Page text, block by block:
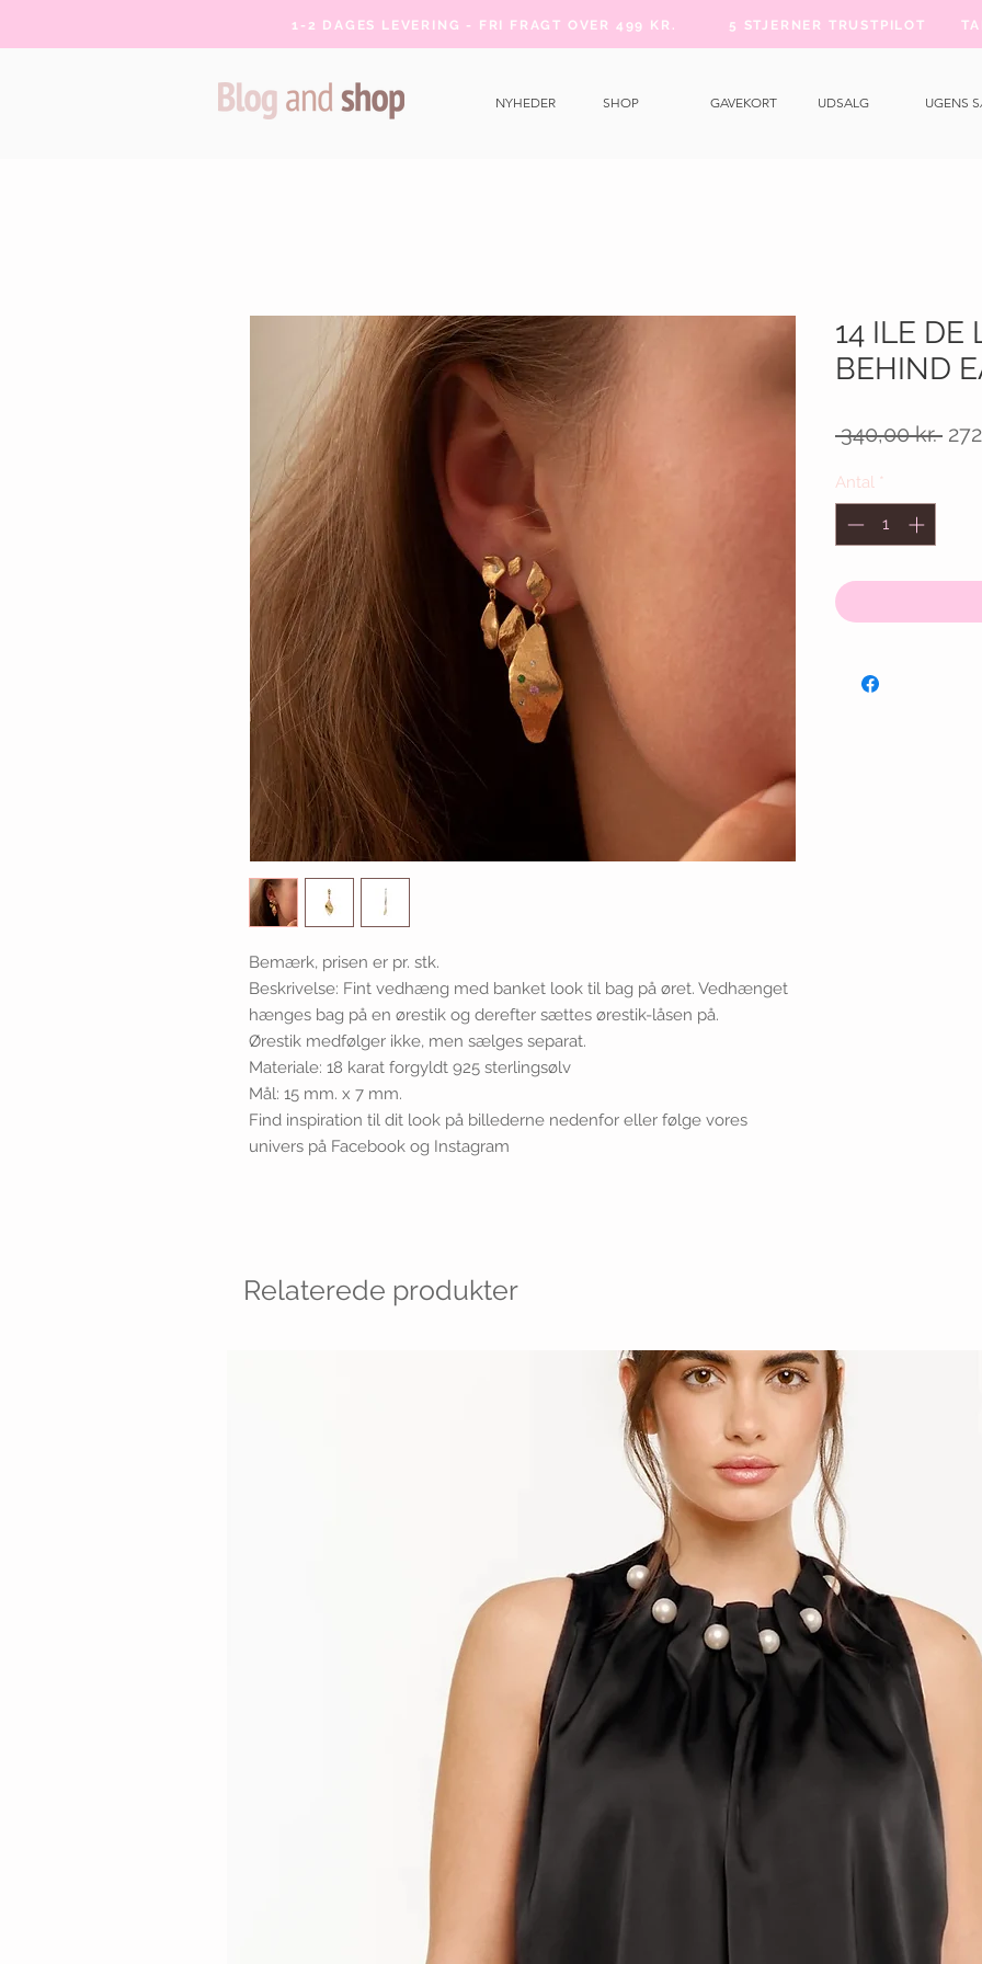
1-2 DAGES LEVERING - FRI FRAGT OVER 499 KR. 5 STJERNER TRUSTPILOT
NYHEDER SHOP GAVEKORT UDSALG UGENS
Bemærk, prisen er pr. stk.
Beskrivelse: Fint vedhæng med banket look til bag på øret. Vedhænget
hænges bag på en ørestik og derefter sættes ørestik-låsen på.
Ørestik medfølger ikke, men sælges separat.
Materiale: 18 karat forgyldt 925 sterlingsølv
Mål: 15 mm. x 7 mm.
Find inspiration til dit look på billederne nedenfor eller følge vores
univers på Facebook og Instagram
14 ILE DE
BEHIND
340,00 kr.
Antal *
Relaterede produkter